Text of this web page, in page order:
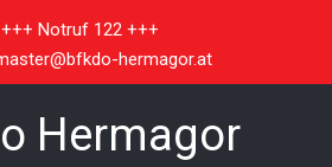
+++ Notruf 122 +++
hermagor.at
Hermagor